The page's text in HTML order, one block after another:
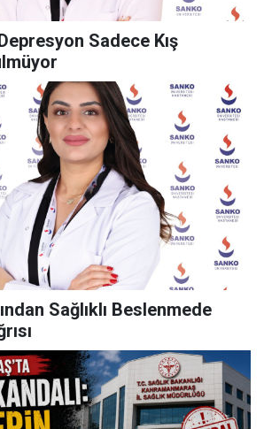
Sadece Kış
Sağlıklı Beslenmede